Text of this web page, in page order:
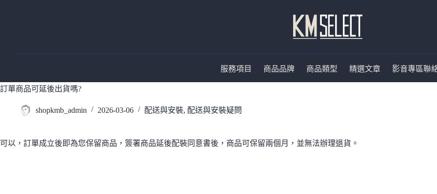
服務項目
商品品牌 商品類型 精選文章 影音專區聯
訂單商品可延後出貨嗎?
shopkmb_admin 2026-03-06 配送與安裝, 配送與安裝疑問
可以，訂單成立後即為您保留商品，簽署商品延後配裝同意書後，商品可保留兩個月，並無法辦理退貨。